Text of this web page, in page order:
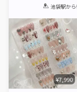
1 2 3 4
池袋駅か
¥7,990